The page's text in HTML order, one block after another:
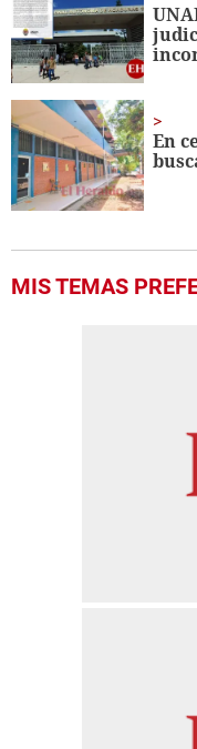
En
MIS TEMAS